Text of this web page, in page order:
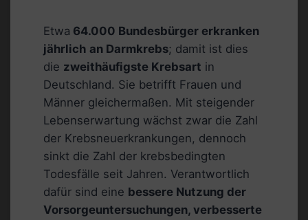
Etwa 64.000 Bundesbürger erkranken
jährlich an Darmkrebs; damit ist dies
die zweithäufigste Krebsart in
Deutschland. Sie betrifft Frauen und
Männer gleichermaßen. Mit steigender
Lebenserwartung wächst zwar die Zahl
der Krebsneuerkrankungen, dennoch
sinkt die Zahl der krebsbedingten
Todesfälle seit Jahren. Verantwortlich
dafür sind eine bessere Nutzung der
Vorsorgeuntersuchungen, verbesserte